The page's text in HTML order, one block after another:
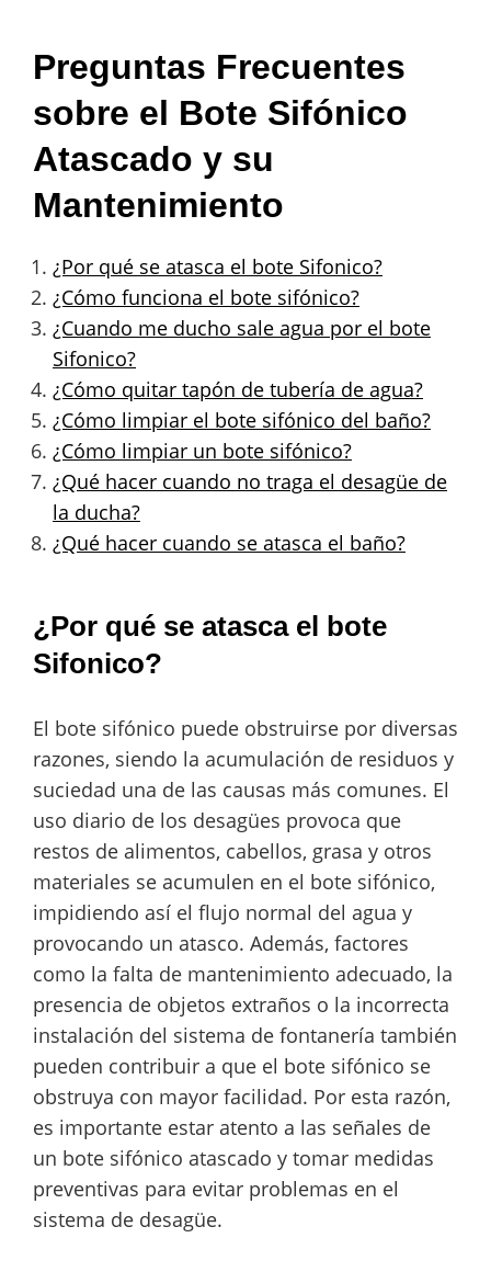
Preguntas Frecuentes
sobre el Bote Sifónico
Atascado y su
Mantenimiento
¿Por qué se atasca el bote Sifonico?
¿Cómo funciona el bote sifónico?
¿Cuando me ducho sale agua por el bote
Sifonico?
¿Cómo quitar tapón de tubería de agua?
¿Cómo limpiar el bote sifónico del baño?
¿Cómo limpiar un bote sifónico?
¿Qué hacer cuando no traga el desagüe de
la ducha?
¿Qué hacer cuando se atasca el baño?
¿Por qué se atasca el bote
Sifonico?
El bote sifónico puede obstruirse por diversas
razones, siendo la acumulación de residuos y
suciedad una de las causas más comunes. El
uso diario de los desagües provoca que
restos de alimentos, cabellos, grasa y otros
materiales se acumulen en el bote sifónico,
impidiendo así el flujo normal del agua y
provocando un atasco. Además, factores
como la falta de mantenimiento adecuado, la
presencia de objetos extraños o la incorrecta
instalación del sistema de fontanería también
pueden contribuir a que el bote sifónico se
obstruya con mayor facilidad. Por esta razón,
es importante estar atento a las señales de
un bote sifónico atascado y tomar medidas
preventivas para evitar problemas en el
sistema de desagüe.